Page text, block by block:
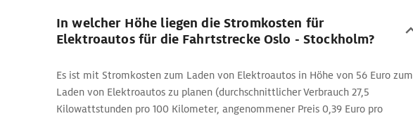
In welcher Höhe liegen die Stromkosten für
Elektroautos für die Fahrtstrecke Oslo - Stockholm?
Es ist mit Stromkosten zum Laden von Elektroautos in Höhe von 56 Euro zum
Laden von Elektroautos zu planen (durchschnittlicher Verbrauch 27,5
Kilowattstunden pro 100 Kilometer, angenommener Preis 0,39 Euro pro